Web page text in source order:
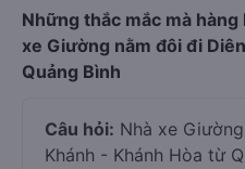
Những thắc mắc mà
xe Giường nằm đôi đi
Quảng Bình
Câu hỏi: Nhà xe
Khánh - Khánh Hòa từ